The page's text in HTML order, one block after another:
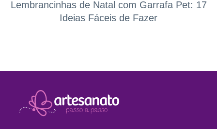
Lembrancinhas de Natal com Garrafa Pet: 17
Ideias Fáceis de Fazer